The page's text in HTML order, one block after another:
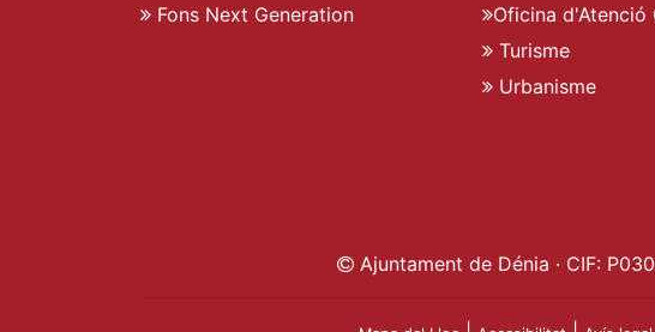
Fons Next Generation
Oficina d'Atenció
Turisme
Urbanisme
Ajuntament de Dénia · CIF: